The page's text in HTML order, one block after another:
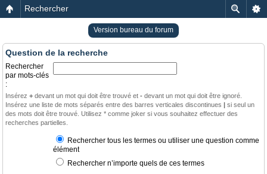
Rechercher
Version bureau du forum
Question de la recherche
Rechercher
par mots-clés
:
Insérez + devant un mot qui doit être trouvé et - devant un mot qui doit être ignoré.
Insérez une liste de mots séparés entre des barres verticales discontinues | si seul un
des mots doit être trouvé. Utilisez * comme joker si vous souhaitez effectuer des
recherches partielles.
Rechercher tous les termes ou utiliser une question comme
élément
Rechercher n’importe quels de ces termes